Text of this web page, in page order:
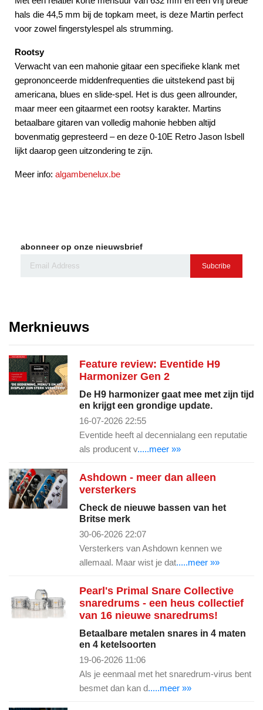
hals die 44,5 mm bij de topkam meet, is deze Martin perfect
voor zowel fingerstylespel als strumming.
Rootsy
Verwacht van een mahonie gitaar een specifieke klank met
geprononceerde middenfrequenties die uitstekend past bij
americana, blues en slide-spel. Het is dus geen allrounder,
maar meer een gitaarmet een rootsy karakter. Martins
betaalbare gitaren van volledig mahonie hebben altijd
bovenmatig gepresteerd – en deze 0-10E Retro Jason Isbell
lijkt daarop geen uitzondering te zijn.
Meer info: algambenelux.be
abonneer op onze nieuwsbrief
Subcribe
Merknieuws
Feature review: Eventide H9
Harmonizer Gen 2
De H9 harmonizer gaat mee met zijn tijd
en krijgt een grondige update.
16-07-2026 22:55
Eventide heeft al decennialang een reputatie
als producent v.....meer »»
Ashdown - meer dan alleen
versterkers
Check de nieuwe bassen van het
Britse merk
30-06-2026 22:07
Versterkers van Ashdown kennen we
allemaal. Maar wist je dat.....meer »»
Pearl's Primal Snare Collective
snaredrums - een heus collectief
van 16 nieuwe snaredrums!
Betaalbare metalen snares in 4 maten
en 4 ketelsoorten
19-06-2026 11:06
Als je eenmaal met het snaredrum-virus bent
besmet dan kan d.....meer »»